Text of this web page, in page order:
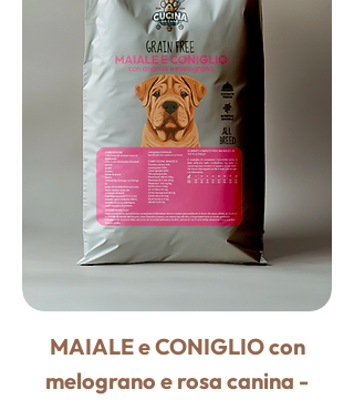
MAIALE e CONIGLIO con
melograno e rosa canina -